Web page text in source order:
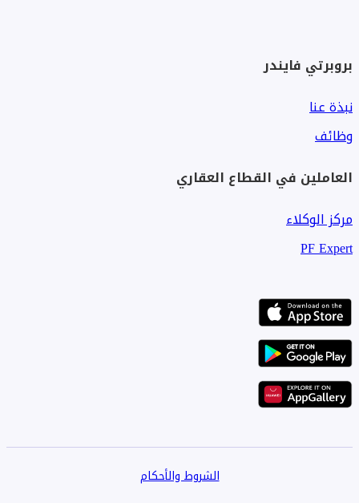
بروبرتي فايندر
نبذة عنا
وظائف
العاملين في القطاع العقاري
مركز الوكلاء
PF Expert
الشروط والأحكام